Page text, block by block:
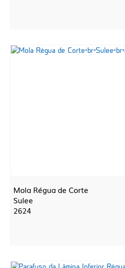
Mola Régua de Corte
Sulee
2624